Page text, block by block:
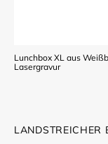
Lunchbox XL aus
Lasergravur
LANDSTREICHER